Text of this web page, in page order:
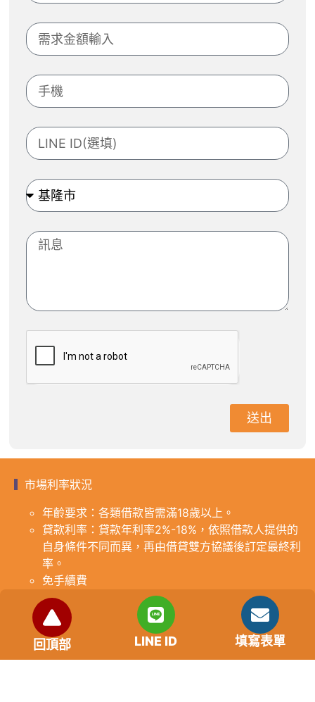
送出
市場利率狀況
年齡要求：各類借款皆需滿18歲以上。
貸款利率：貸款年利率2%-18%，依照借款人提供的
自身條件不同而異，再由借貸雙方協議後訂定最終利
率。
免手續費
還款期限：最短1個月，最長180個月，依照借貸雙
方協議而訂。
範例試算：小明急需現金10萬元，經多方比較利率
後選定金主，雙方簽定於36個月內須還清借款，年
利率12%計算，每月利息1000元，無須手續費。
回頂部 LINE ID 填寫表單